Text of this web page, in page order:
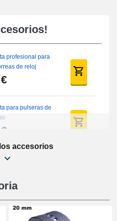
profesional para
de reloj
para pulseras de
de relojes
digitales
accesorios